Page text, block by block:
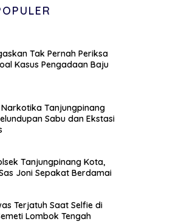
Tak Pernah Periksa
Kasus Pengadaan Baju
Tanjungpinang
Sabu dan Ekstasi
Tanjungpinang Kota,
Joni Sepakat Berdamai
Terjatuh Saat Selfie di
Lombok Tengah